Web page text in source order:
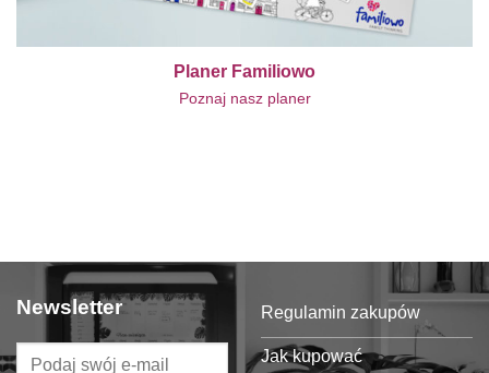
Planer Familiowo
Poznaj nasz planer
Newsletter Regulamin zakupów
Jak kupować